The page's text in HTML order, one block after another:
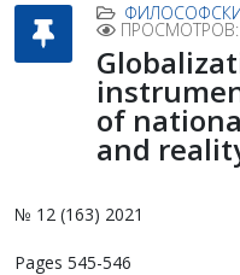
ПРОСМОТРОВ:
of
and
№ 12 (163) 2021
Pages 545-546